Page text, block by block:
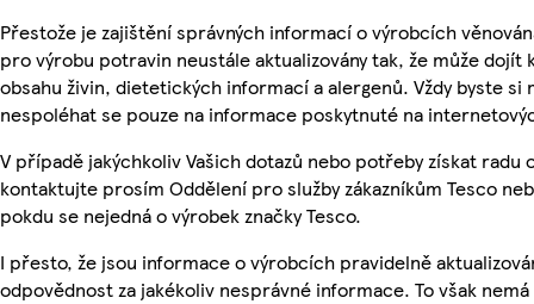
Přestože je zajištění správných informací o výrobcích
pro výrobu potravin neustále aktualizovány tak, že může dojít
obsahu živin, dietetických informací a alergenů. Vždy byste
nespoléhat se pouze na informace poskytnuté na
V případě jakýchkoliv Vašich dotazů nebo potřeby získat radu
kontaktujte prosím Oddělení pro služby zákazníkům Tesco
pokdu se nejedná o výrobek značky Tesco.
I přesto, že jsou informace o výrobcích pravidelně
odpovědnost za jakékoliv nesprávné informace. To však